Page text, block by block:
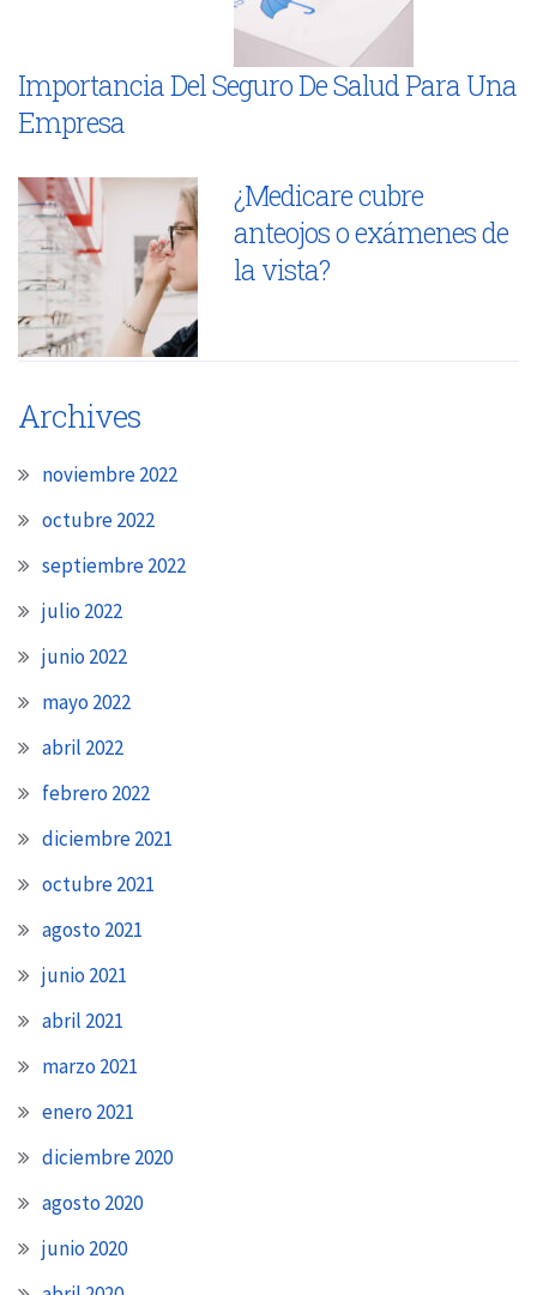
Importancia Del Seguro De Salud Para Una
Empresa
¿Medicare cubre
anteojos o exámenes de
la vista?
Archives
noviembre 2022
octubre 2022
septiembre 2022
julio 2022
junio 2022
mayo 2022
abril 2022
febrero 2022
diciembre 2021
octubre 2021
agosto 2021
junio 2021
abril 2021
marzo 2021
enero 2021
diciembre 2020
agosto 2020
junio 2020